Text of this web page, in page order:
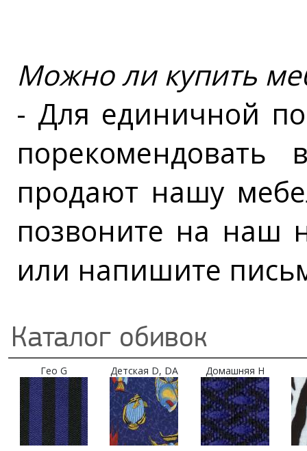
Можно ли купить
- Для единичной
порекомендовать
продают нашу
позвоните на наш
или напишите
Каталог обивок
Гео G Детская D, DA Домашняя H